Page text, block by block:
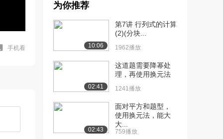
手机看
（上）
05:29
05:27
为你推荐
10:06
第7讲 行列式的计算
(2)(分块...
1962播放
02:41
这道题需要降幂处
理，再使用换元法
1241播放
02:43
面对平方和题型，
使用换元法，能大
大...
759播放